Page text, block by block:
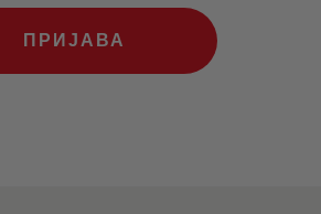
ПРИЈАВА